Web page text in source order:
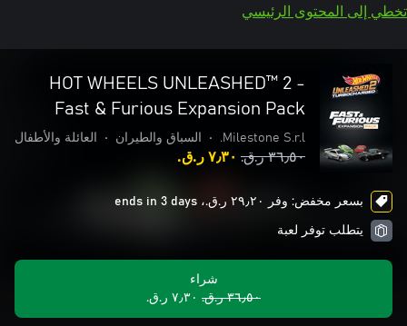
تخطي إلى المحتوى الرئيسي
HOT WHEELS UNLEASHED™ 2 -
Fast & Furious Expansion Pack
Milestone S.r.l.
• السباق والطيران • العائلة والأطفال
٣٦٫٥٠ ر.ق.‏ ٧٫٣٠ ر.ق.‏
بسعر مخفض: وفر ٢٩٫٢٠ ر.ق.‏، ends in 3 days
يتطلب توفر لعبة
شراء
٣٦٫٥٠ ر.ق.‏
٧٫٣٠ ر.ق.‏